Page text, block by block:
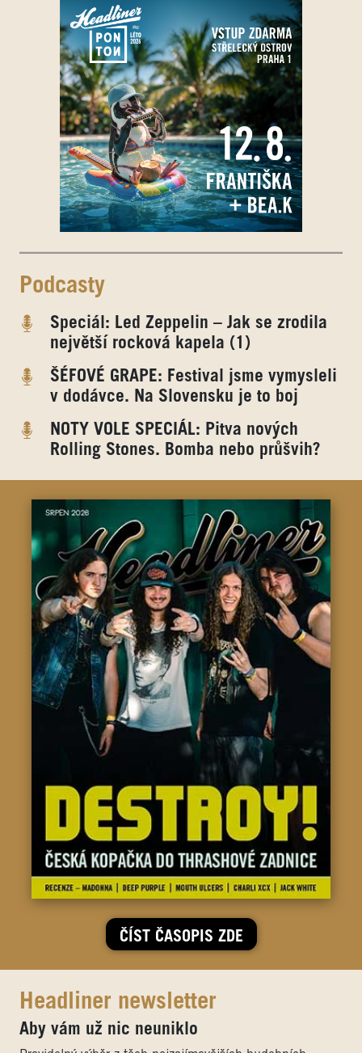
Podcasty
Speciál: Led Zeppelin – Jak se zrodila
největší rocková kapela (1)
ŠÉFOVÉ GRAPE: Festival jsme vymysleli
v dodávce. Na Slovensku je to boj
NOTY VOLE SPECIÁL: Pitva nových
Rolling Stones. Bomba nebo průšvih?
ČÍST ČASOPIS ZDE
Headliner newsletter
Aby vám už nic neuniklo